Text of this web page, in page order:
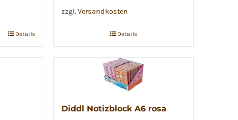
Details
zzgl. Versandkosten
Details
Diddl Notizblock A6 rosa